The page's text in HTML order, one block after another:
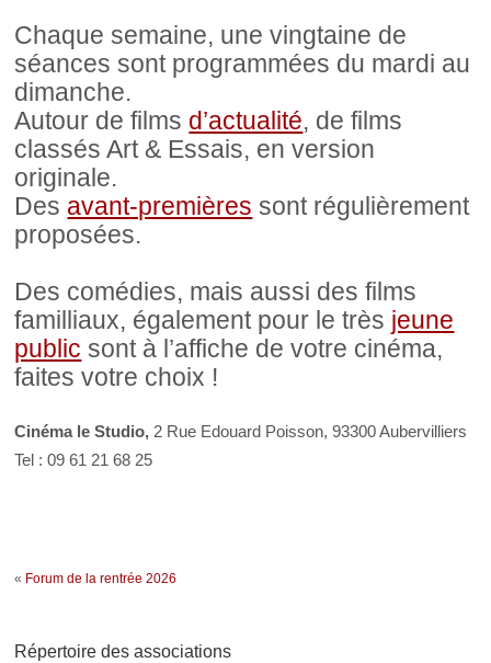
Chaque semaine, une vingtaine de
séances sont programmées du mardi au
dimanche.
Autour de films d’actualité, de films
classés Art & Essais, en version
originale.
Des avant-premières sont régulièrement
proposées.
Des comédies, mais aussi des films
familliaux, également pour le très jeune
public sont à l’affiche de votre cinéma,
faites votre choix !
Cinéma le Studio, 2 Rue Edouard Poisson, 93300 Aubervilliers
Tel : 09 61 21 68 25
« Forum de la rentrée 2026
Répertoire des associations